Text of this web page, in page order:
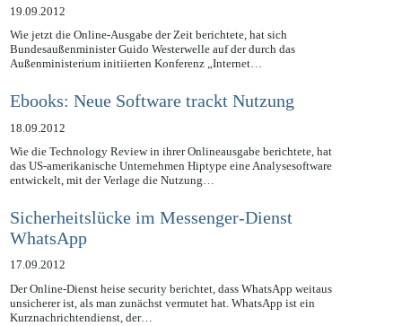
19.09.2012
Wie jetzt die Online-Ausgabe der Zeit berichtete, hat sich
Bundesaußenminister Guido Westerwelle auf der durch das
Außenministerium initiierten Konferenz „Internet…
Ebooks: Neue Software trackt Nutzung
18.09.2012
Wie die Technology Review in ihrer Onlineausgabe berichtete, hat
das US-amerikanische Unternehmen Hiptype eine Analysesoftware
entwickelt, mit der Verlage die Nutzung…
Sicherheitslücke im Messenger-Dienst
WhatsApp
17.09.2012
Der Online-Dienst heise security berichtet, dass WhatsApp weitaus
unsicherer ist, als man zunächst vermutet hat. WhatsApp ist ein
Kurznachrichtendienst, der…